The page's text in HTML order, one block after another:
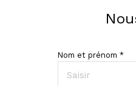
Nom et prénom *